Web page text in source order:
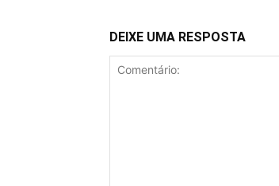
DEIXE UMA RESPOSTA